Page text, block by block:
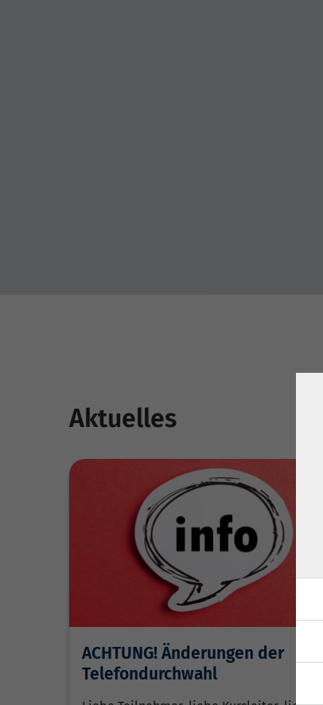
Aktuelles
ACHTUNG! Änderungen der
Telefondurchwahl